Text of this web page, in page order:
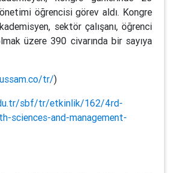
öğrencisi görev aldı. Kongre
sektör çalışanı, öğrenci
üzere 390 civarında bir sayıya
tr/)
sbf/tr/etkinlik/162/4rd-
sciences-and-management-